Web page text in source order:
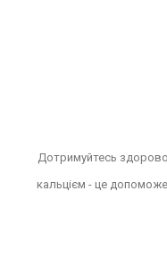
Дотримуйтесь
кальцієм - це допоможе